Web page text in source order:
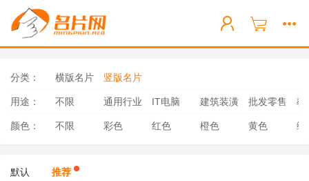
分类： 横版名片 竖版名片
用途： 不限 通用行业 IT电脑 建筑装潢 批发零售 教
颜色： 不限 彩色 红色 橙色 黄色 绿
默认 推荐